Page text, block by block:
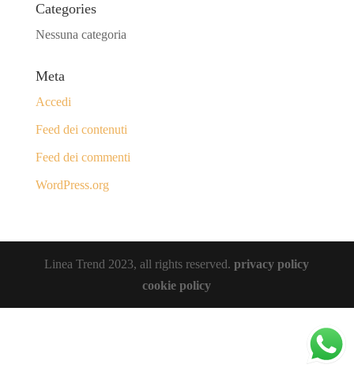
Categories
Nessuna categoria
Meta
Accedi
Feed dei contenuti
Feed dei commenti
WordPress.org
Linea Trend 2023, all rights reserved.privacy policy
cookie policy